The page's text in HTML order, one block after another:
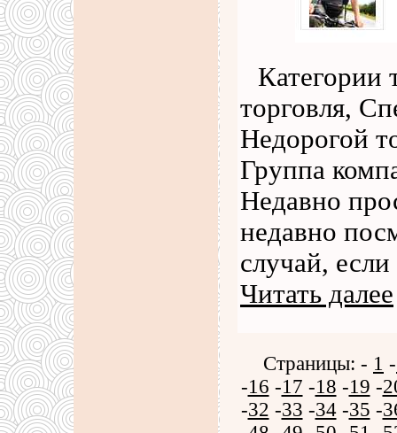
Категории
торговля,
Недорогой
Группа
Недавно
недавно
случай,
Читать далее
Страницы: - 1 -
-16 -17 -18 -19 -
-32 -33 -34-35 -